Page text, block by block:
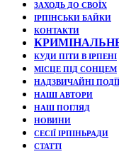
ЗАХОДЬ ДО СВОЇХ
ІРПІНСЬКИ БАЙКИ
КОНТАКТИ
КУДИ ПІТИ В ІРПЕНІ
МІСЦЕ ПІД СОНЦЕМ
НАДЗВИЧАЙНІ ПОДЇЇ
НАШІ АВТОРИ
НАШ ПОГЛЯД
НОВИНИ
СЕСІЇ ІРПІНЬРАДИ
СТАТТІ